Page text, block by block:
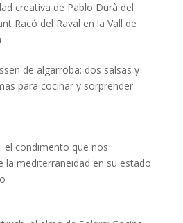
creativa de Pablo Durà del
Racó del Raval en la Vall de
de algarroba: dos salsas y
para cocinar y sorprender
el condimento que nos
la mediterraneidad en su estado